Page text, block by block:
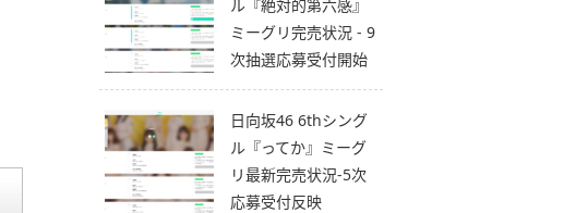
ル『絶対的第六感』
ミーグリ完売状況 - 9
次抽選応募受付開始
日向坂46 6thシング
ル『ってか』ミーグ
リ最新完売状況-5次
応募受付反映